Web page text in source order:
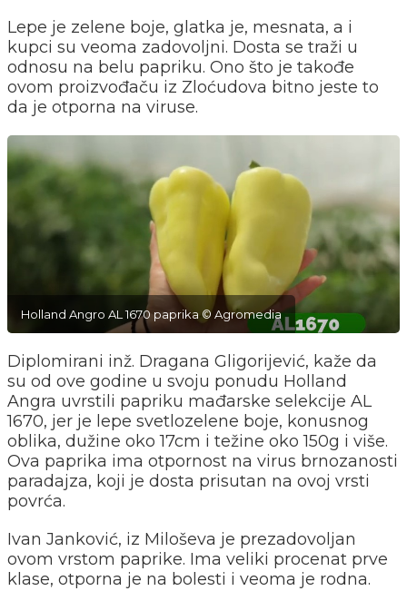
Lepe je zelene boje, glatka je, mesnata, a i
kupci su veoma zadovoljni. Dosta se traži u
odnosu na belu papriku. Ono što je takođe
ovom proizvođaču iz Zloćudova bitno jeste to
da je otporna na viruse.
Holland Angro AL 1670 paprika © Agromedia
Diplomirani inž. Dragana Gligorijević, kaže da
su od ove godine u svoju ponudu Holland
Angra uvrstili papriku mađarske selekcije AL
1670, jer je lepe svetlozelene boje, konusnog
oblika, dužine oko 17cm i težine oko 150g i više.
Ova paprika ima otpornost na virus brnozanosti
paradajza, koji je dosta prisutan na ovoj vrsti
povrća.
Ivan Janković, iz Miloševa je prezadovoljan
ovom vrstom paprike. Ima veliki procenat prve
klase, otporna je na bolesti i veoma je rodna.